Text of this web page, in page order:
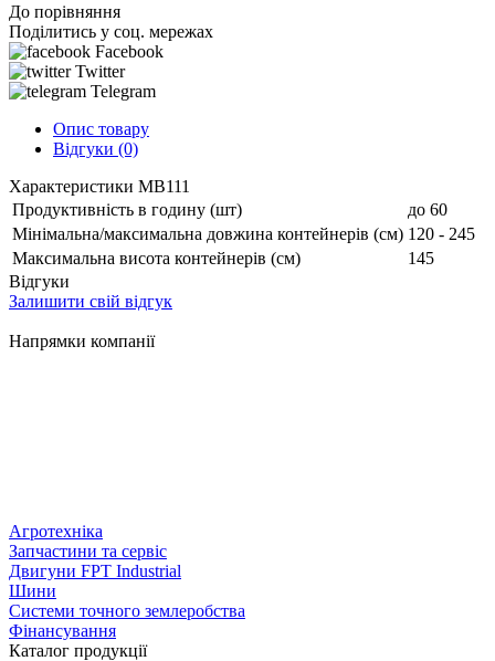
До порівняння
Поділитись у соц. мережах
Facebook
Twitter
Telegram
Опис товару
Відгуки (0)
Характеристики MB111
Продуктивність в годину (шт)
до 60
Мінімальна/максимальна довжина контейнерів (см) 120 - 245
Максимальна висота контейнерів (см)
145
Відгуки
Залишити свій відгук
Напрямки компанії
Агротехніка
Запчастини та сервіс
Двигуни FPT Industrial
Шини
Системи точного землеробства
Фінансування
Каталог продукції